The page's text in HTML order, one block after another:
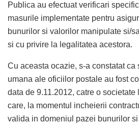
Publica au efectuat verificari
masurile implementate pentru
bunurilor si valorilor manipulate si/
si cu privire la legalitatea acestora.
Cu aceasta ocazie, s-a constatat ca
umana ale oficiilor postale au fost
data de 9.11.2012, catre o
care, la momentul incheierii
valida in domeniul pazei bunurilor